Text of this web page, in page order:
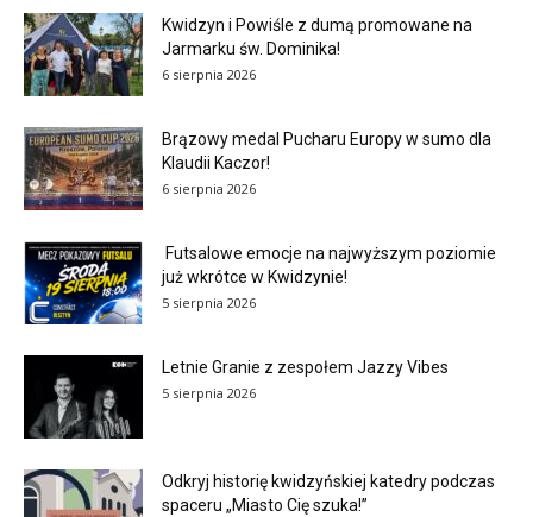
Kwidzyn i Powiśle z dumą promowane na
Jarmarku św. Dominika!
6 sierpnia 2026
Brązowy medal Pucharu Europy w sumo dla
Klaudii Kaczor!
6 sierpnia 2026
Futsalowe emocje na najwyższym poziomie
już wkrótce w Kwidzynie!
5 sierpnia 2026
Letnie Granie z zespołem Jazzy Vibes
5 sierpnia 2026
Odkryj historię kwidzyńskiej katedry podczas
spaceru „Miasto Cię szuka!”